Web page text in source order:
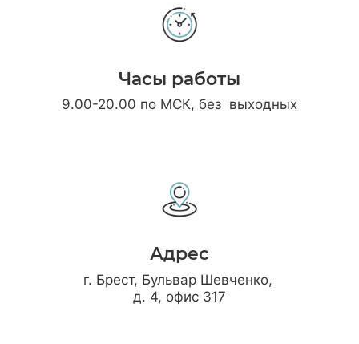
Часы работы
9.00-20.00 по МСК, без выходных
Адрес
г. Брест, Бульвар Шевченко,
д. 4, офис 317